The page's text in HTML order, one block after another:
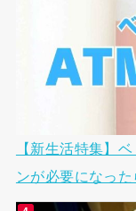
【新生活特集】
ンが必要になっ